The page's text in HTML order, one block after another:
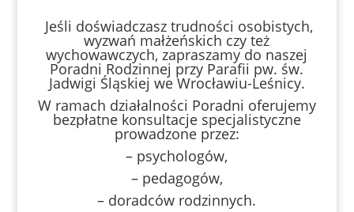
Jeśli doświadczasz trudności osobistych,
wyzwań małżeńskich czy też
wychowawczych, zapraszamy do naszej
Poradni Rodzinnej przy Parafii pw. św.
Jadwigi Śląskiej we Wrocławiu-Leśnicy.
W ramach działalności Poradni oferujemy
bezpłatne konsultacje specjalistyczne
prowadzone przez:
– psychologów,
– pedagogów,
– doradców rodzinnych.